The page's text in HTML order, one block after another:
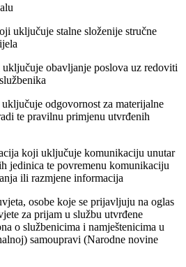
uključuje stalne složenije stručne
obavljanje poslova uz redoviti
odgovornost za materijalne
te pravilnu primjenu utvrđenih
koji uključuje komunikaciju unutar
jedinica te povremenu komunikaciju
ili razmjene informacija
osobe koje se prijavljuju na oglas
za prijam u službu utvrđene
o službenicima i namještenicima u
samoupravi (Narodne novine